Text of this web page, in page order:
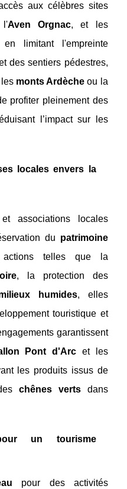
aux célèbres sites
l'Aven Orgnac, et les
limitant l'empreinte
des sentiers pédestres,
monts Ardèche ou la
profiter pleinement des
l’impact sur les
locales envers la
associations locales
du patrimoine
telles que la
, la protection des
humides, elles
touristique et
garantissent
Pont d'Arc et les
les produits issus de
chênes vertsdans
un tourisme
pour des activités